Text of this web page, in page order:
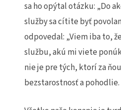
sa ho opýtal otázku: „Do
služby sa cítite byť
odpovedal: „Viem iba to,
službu, akú mi viete
nie je pre tých, ktorí za
bezstarostnosť a pohodlie.